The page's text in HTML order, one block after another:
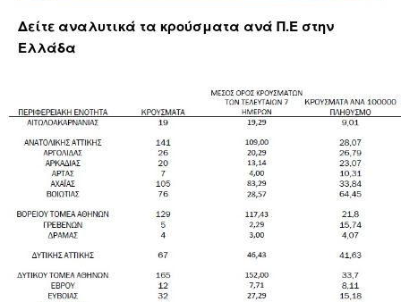
Δείτε αναλυτικά τα κρούσματα ανά Π.Ε στην
Ελλάδα